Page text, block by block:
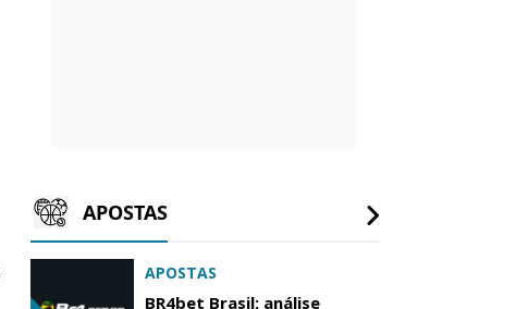
APOSTAS
APOSTAS
BR4bet Brasil: análise